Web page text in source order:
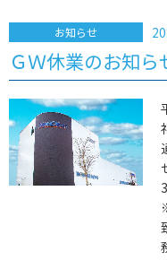
ＧＷ休業のお知ら
お知らせ